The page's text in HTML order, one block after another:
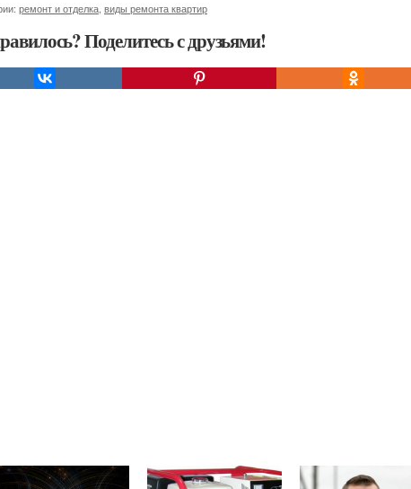
ремонт и отделка виды ремонта квартир
Поделитесь с друзьями!